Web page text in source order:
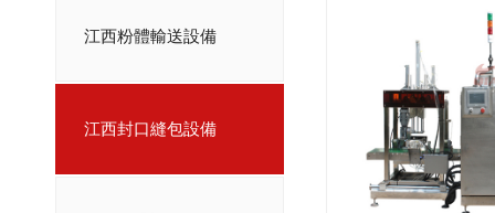
江西粉體輸送設備
江西封口縫包設備